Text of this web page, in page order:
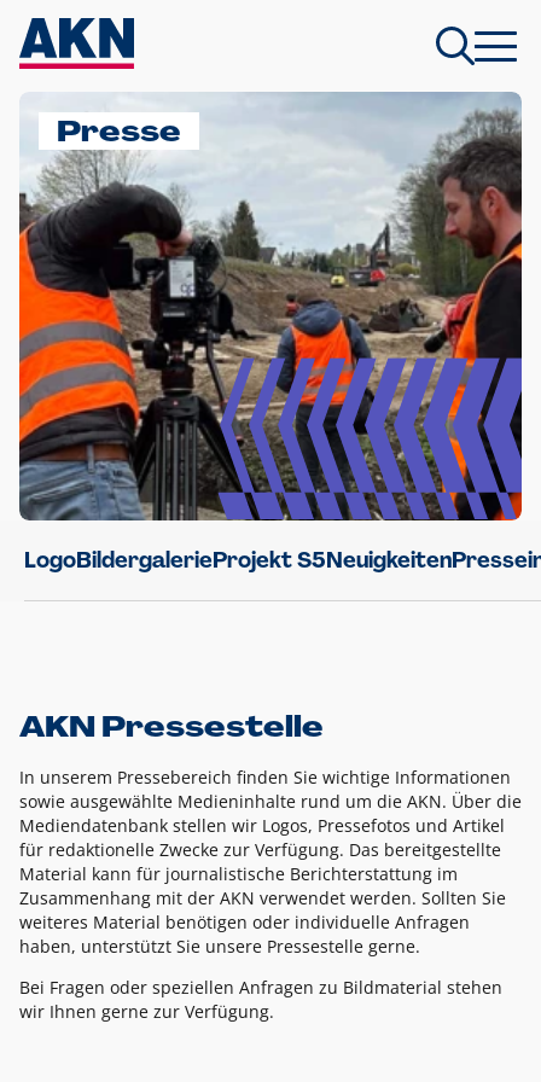
Presse
LogoBildergalerieProjekt S5Neuigkeiten
AKN Pressestelle
In unserem Pressebereich finden Sie wichtige Informationen
sowie ausgewählte Medieninhalte rund um die AKN. Über die
Mediendatenbank stellen wir Logos, Pressefotos und Artikel
für redaktionelle Zwecke zur Verfügung. Das bereitgestellte
Material kann für journalistische Berichterstattung im
Zusammenhang mit der AKN verwendet werden. Sollten Sie
weiteres Material benötigen oder individuelle Anfragen
haben, unterstützt Sie unsere Pressestelle gerne.
Bei Fragen oder speziellen Anfragen zu Bildmaterial stehen
wir Ihnen gerne zur Verfügung.